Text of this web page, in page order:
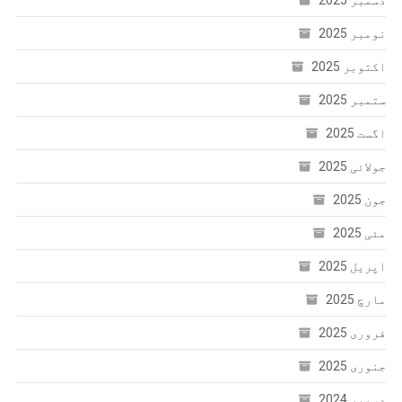
نومبر 2025
اکتوبر 2025
ستمبر 2025
اگست 2025
جولائی 2025
جون 2025
مئی 2025
اپریل 2025
مارچ 2025
فروری 2025
جنوری 2025
دسمبر 2024